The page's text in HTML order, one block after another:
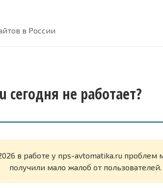
в России
не работает?
в работе у nps-avtomatika.ru
получили мало жалоб от пользователей.